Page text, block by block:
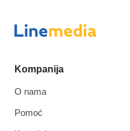
Kompanija
O nama
Pomoć